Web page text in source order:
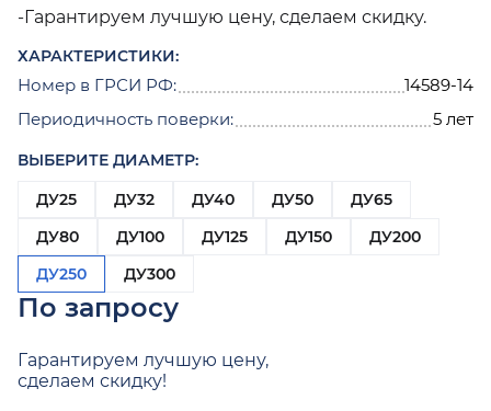
-Гарантируем лучшую цену, сделаем скидку.
ХАРАКТЕРИСТИКИ:
Номер в ГРСИ РФ:
14589-14
Периодичность поверки:
5 лет
ВЫБЕРИТЕ ДИАМЕТР:
ДУ25
ДУ32 ДУ40 ДУ50
ДУ65
ДУ80
ДУ100 ДУ125 ДУ150
ДУ200
ДУ250
ДУ300
По запросу
Гарантируем лучшую цену,
сделаем скидку!